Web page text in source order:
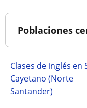
Poblaciones
Clases de inglés en
Cayetano (Norte
Santander)